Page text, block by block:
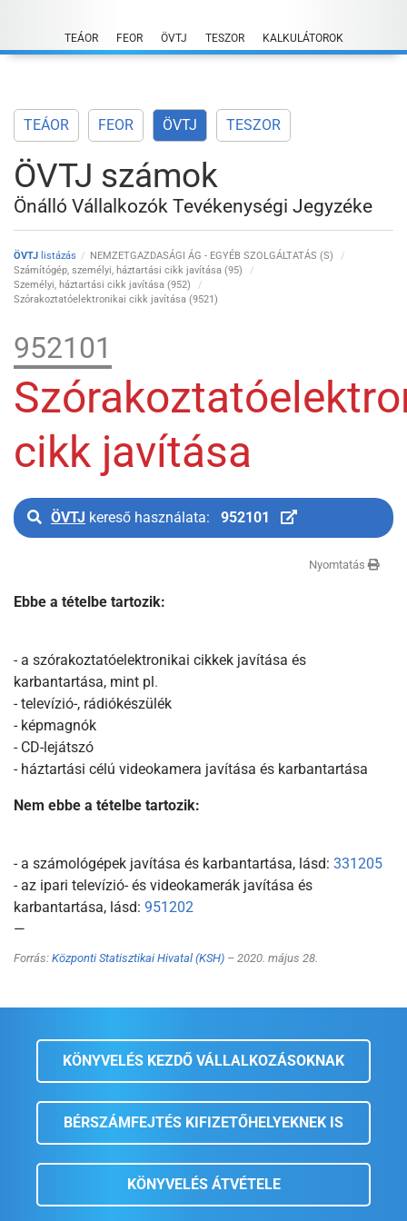
content
TEÁOR FEOR ÖVTJ TESZOR KALKULÁTOROK
TEÁOR FEOR ÖVTJ TESZOR
ÖVTJ számok
Önálló Vállalkozók Tevékenységi Jegyzéke
ÖVTJ listázás
NEMZETGAZDASÁGI ÁG - EGYÉB SZOLGÁLTATÁS (S)
Számítógép, személyi, háztartási cikk javítása (95)
Személyi, háztartási cikk javítása (952)
Szórakoztatóelektronikai cikk javítása (9521)
952101
cikk javítása
ÖVTJ kereső használata: 952101
Nyomtatás
Ebbe a tételbe tartozik:
- a szórakoztatóelektronikai cikkek javítása és
karbantartása, mint pl.
- televízió-, rádiókészülék
- képmagnók
- CD-lejátszó
- háztartási célú videokamera javítása és karbantartása
Nem ebbe a tételbe tartozik:
- a számológépek javítása és karbantartása, lásd: 331205
- az ipari televízió- és videokamerák javítása és
karbantartása, lásd: 951202
—
Forrás: Központi Statisztikai Hivatal (KSH) – 2020. május 28.
KÖNYVELÉS KEZDŐ VÁLLALKOZÁSOKNAK
BÉRSZÁMFEJTÉS KIFIZETŐHELYEKNEK IS
KÖNYVELÉS ÁTVÉTELE